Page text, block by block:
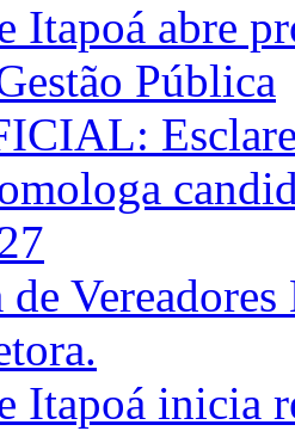
Itapoá abre
Pública
de
Itapoá inicia